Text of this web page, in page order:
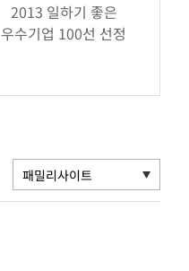
2013 일하기 좋은
우수기업 100선 선정